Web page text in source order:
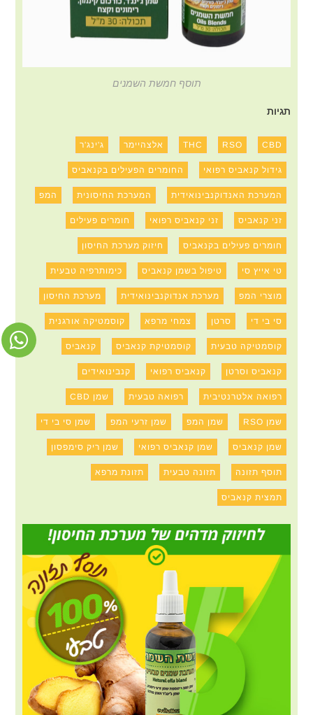
תוסף חמשת השמנים
תגיות
CBD
RSO
THC אלצהיימר ג'ינג'ר
גידול קנאביס רפואי החומרים הפעילים בקנאביס
המערכת האנדוקנבינואידית המערכת החיסונית המפ
זני קנאביס זני קנאביס רפואי חומרים פעילים
חומרים פעילים בקנאביס חיזוק מערכת החיסון
טי אייץ סי טיפול בשמן קנאביס כימותרפיה טבעית
מוצרי המפ מערכת אנדוקנבינואידית מערכת החיסון
סי בי די סרטן צמחי מרפא קוסמטיקה אורגנית
קוסמטיקה טבעית קוסמטיקת קנאביס קנאביס
קנאביס וסרטן קנאביס רפואי קנבינואידים
רפואה אלטרנטיבית רפואה טבעית שמן CBD
שמן RSO שמן המפ שמן זרעי המפ שמן סי בי די
שמן קנאביס שמן קנאביס רפואי שמן ריק סימפסון
תוסף תזונה תזונה טבעית תזונת מרפא
תמצית קנאביס